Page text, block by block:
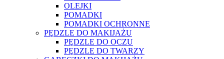
OLEJKI
POMADKI
POMADKI OCHRONNE
PĘDZLE DO MAKIJAŻU
PĘDZLE DO OCZU
PĘDZLE DO TWARZY